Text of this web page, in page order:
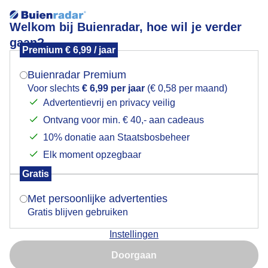
Welkom bij Buienradar, hoe wil je verder
gaan?
Premium € 6,99 / jaar
Buienradar Premium
Voor slechts € 6,99 per jaar (€ 0,58 per maand)
Advertentievrij en privacy veilig
Ontvang voor min. € 40,- aan cadeaus
10% donatie aan Staatsbosbeheer
Elk moment opzegbaar
Gratis
Met persoonlijke advertenties
Gratis blijven gebruiken
Instellingen
Doorgaan
alpaca,s wolken
Door: Piet Grim Gemaakt: 20-05-2026, 39x bekeken
Mogen we je locatie gebruiken voor het
Indien je hier nog geen akkoord op hebt gegeven,
verschijnt er zo een pop-up uit je browser waarin
Is goed, toon de popup
Nu niet, misschien later